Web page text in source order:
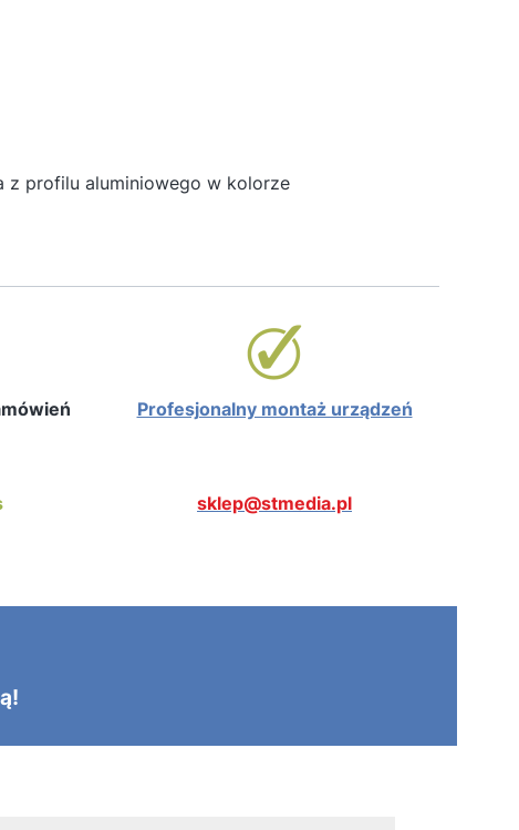
z profilu aluminiowego w kolorze
Profesjonalny montaż urządzeń
sklep@stmedia.pl